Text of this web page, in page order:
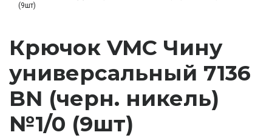
(9шт)
Крючок VMC Чину
универсальный 7136
BN (черн. никель)
№1/0 (9шт)